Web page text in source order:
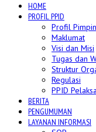
HOME
PROFIL PPID
Profil
Maklumat
Visi dan Misi
Tugas dan
Struktur
Regulasi
PPID
BERITA
PENGUMUMAN
LAYANAN INFORMASI